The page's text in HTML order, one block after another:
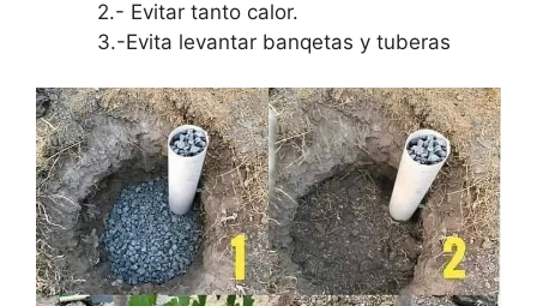
2.- Evitar tanto calor.
3.-Evita levantar banqetas y tuberas